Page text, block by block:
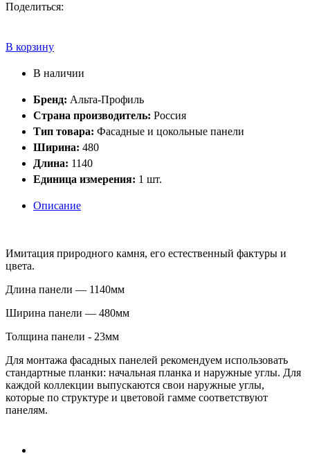
Поделиться:
В корзину
В наличии
Бренд: Альта-Профиль
Страна производитель: Россия
Тип товара: Фасадные и цокольные панели
Ширина: 480
Длина: 1140
Единица измерения: 1 шт.
Описание
Имитация природного камня, его естественный фактуры и
цвета.
Длина панели — 1140мм
Ширина панели — 480мм
Толщина панели - 23мм
Для монтажа фасадных панелей рекомендуем использовать
стандартные планки: начальная планка и наружные углы. Для
каждой коллекции выпускаются свои наружные углы,
которые по структуре и цветовой гамме соответствуют
панелям.